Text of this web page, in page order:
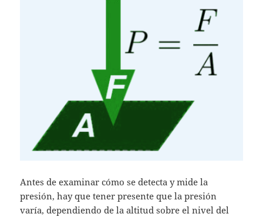
Antes de examinar cómo se detecta y mide la
presión, hay que tener presente que la presión
varía, dependiendo de la altitud sobre el nivel del